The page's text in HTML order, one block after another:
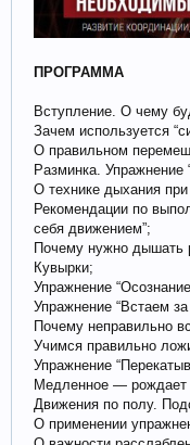
ПРОГРАММА
Вступление. О чему
Зачем используется
О правильном
Разминка. Упражнение
О технике дыхания
Рекомендации по
себя движением”;
Почему нужно дышать
Кувырки;
Упражнение
Упражнение “Встаем
Почему неправильно
Учимся правильно
Упражнение
Медленное — рождает
Движения по полу.
О применении